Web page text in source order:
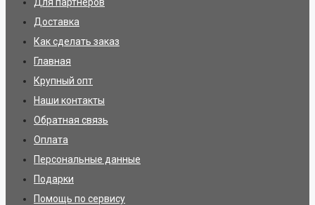
Доставка
Как сделать заказ
Главная
Крупный опт
Наши контакты
Обратная связь
Оплата
Персональные данные
Подарки
Помощь по сервису